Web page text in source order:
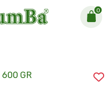
0
Kahvesi 600 GR
GR